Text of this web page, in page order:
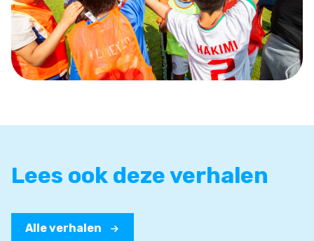
Lees ook deze verhalen
Alle verhalen